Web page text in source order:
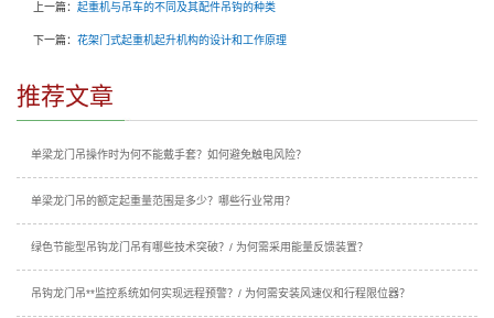
上一篇： 起重机与吊车的不同及其配件吊钩的种类
下一篇： 花架门式起重机起升机构的设计和工作原理
推荐文章
单梁龙门吊操作时为何不能戴手套？如何避免触电风险？
单梁龙门吊的额定起重量范围是多少？哪些行业常用？
绿色节能型吊钩龙门吊有哪些技术突破？/ 为何需采用能量反馈装置？
吊钩龙门吊**监控系统如何实现远程预警？/ 为何需安装风速仪和行程限位器？